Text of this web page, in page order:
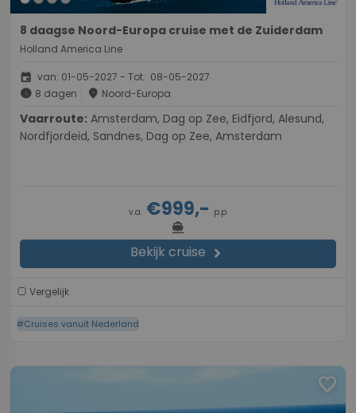
8 daagse Noord-Europa cruise met de Zuiderdam
Holland America Line
event van: 01-05-2027 - Tot: 08-05-2027
schedule 8 dagen place Noord-Europa
Vaarroute:
Nordfjordeid, Sandnes, Dag op Zee, Amsterdam
v.a.€999,- p.p.
directions_boat
Bekijk cruise chevron_right
Vergelijk
#Cruises vanuit Nederland
favorite